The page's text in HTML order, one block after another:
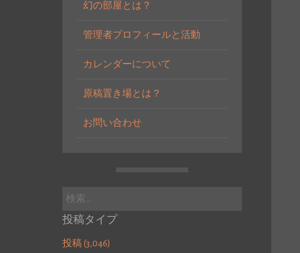
幻の部屋とは？
管理者プロフィールと活動
カレンダーについて
原稿置き場とは？
お問い合わせ
検
投稿タイプ
投稿 (3,046)